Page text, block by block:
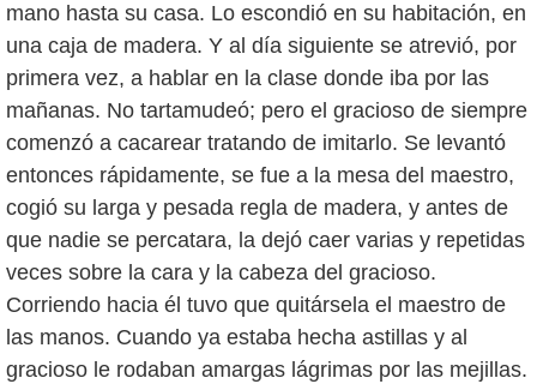
mano hasta su casa. Lo escondió en su habitación, en
una caja de madera. Y al día siguiente se atrevió, por
primera vez, a hablar en la clase donde iba por las
mañanas. No tartamudeó; pero el gracioso de siempre
comenzó a cacarear tratando de imitarlo. Se levantó
entonces rápidamente, se fue a la mesa del maestro,
cogió su larga y pesada regla de madera, y antes de
que nadie se percatara, la dejó caer varias y repetidas
veces sobre la cara y la cabeza del gracioso.
Corriendo hacia él tuvo que quitársela el maestro de
las manos. Cuando ya estaba hecha astillas y al
gracioso le rodaban amargas lágrimas por las mejillas.